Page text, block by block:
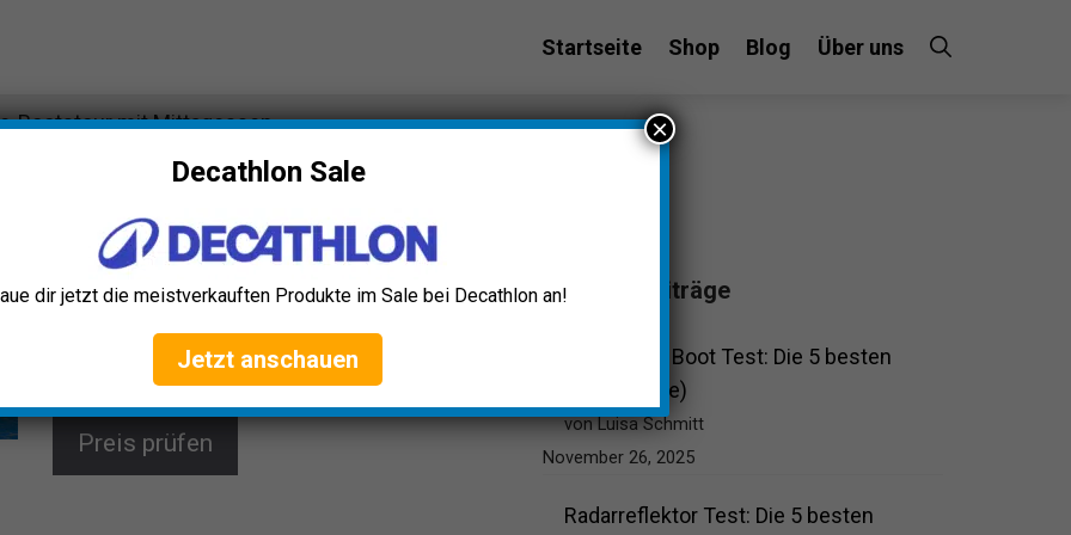
Startseite Shop Blog Über uns
Bootstour mit Mittagessen
Jochen Schweizer Seine-Bootstour
mit Mittagessen
Erlebe Paris auf einzigartige Weise: Genieße eine 2-
stündige Seine-Bootsfahrt mit einem exquisiten 3-
Vorbei an Notre Dame, Louvre und Eiffelturm – Kultur
und Kulinarik perfekt vereint!
Preis prüfen
Beliebte Beiträge
Solarregler Boot Test: Die 5 besten
(Bestenliste)
von Luisa Schmitt
November 26, 2025
Radarreflektor Test: Die 5 besten
Decathlon Sale
dir jetzt die meistverkauften Produkte im Sale bei Decathlon an!
Jetzt anschauen
×